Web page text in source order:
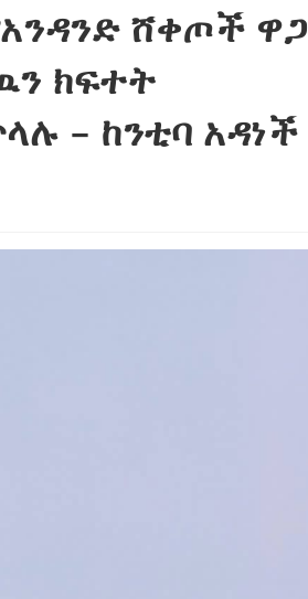
የፊፋ አዲሱ እቅድ
ሸቀጦች ዋጋ
ክፍተት
– ከንቲባ አዳነች